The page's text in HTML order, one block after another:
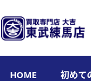
HOME 初めて